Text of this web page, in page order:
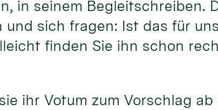
in sei­nem Begleit­schrei­ben.
sich fragen: Ist das für
fin­den Sie ihn schon
ihr Vo­tum zum Vor­schlag